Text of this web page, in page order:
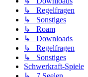
↳ Regelfragen
↳ Sonstiges
↳ Roam
↳ Downloads
↳ Regelfragen
↳ Sonstiges
Schwerkraft-Spiele